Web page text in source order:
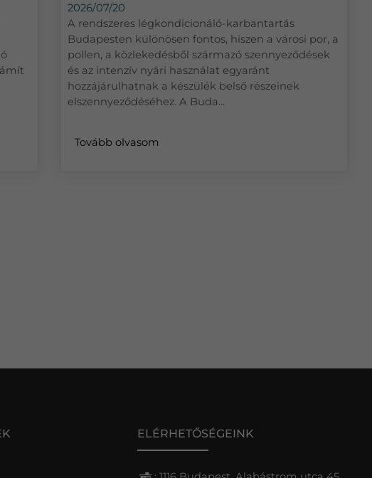
2026/07/20
A rendszeres légkondicionáló-karbantartás
Budapesten különösen fontos, hiszen a városi por, a
pollen, a közlekedésből származó szennyeződések
és az intenzív nyári használat egyaránt
hozzájárulhatnak a készülék belső részeinek
elszennyeződéséhez. A Buda...
Tovább olvasom
ELÉRHETŐSÉGEINK